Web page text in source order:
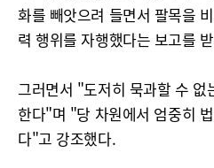
화를 빼앗으려 들면서 팔목을
력 행위를 자행했다는 보고를
그러면서 "도저히 묵과할 수 없
한다"며 "당 차원에서 엄중히
다"고 강조했다.